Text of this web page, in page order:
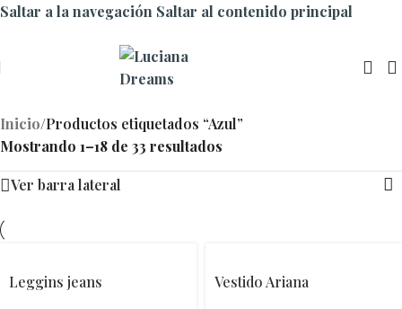
Saltar a la navegación Saltar al contenido principal
Inicio/Productos etiquetados “Azul”
Mostrando 1–18 de 33 resultados
Ver barra lateral
Leggins jeans Vestido Ariana